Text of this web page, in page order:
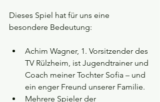
Dieses Spiel hat für uns eine
besondere Bedeutung:
Achim Wagner, 1. Vorsitzender des
TV Rülzheim, ist Jugendtrainer und
Coach meiner Tochter Sofia – und
ein enger Freund unserer Familie.
Mehrere Spieler der